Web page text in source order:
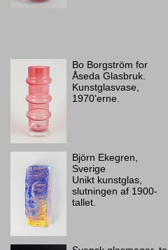
Bo Borgström for
Åseda Glasbruk.
Kunstglasvase,
1970’erne.
Björn Ekegren,
Sverige
Unikt kunstglas,
slutningen af 1900-
tallet.